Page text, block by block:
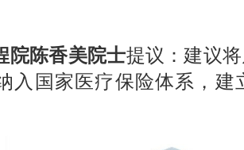
院陈香美院士提议：建议
入国家医疗保险体系，